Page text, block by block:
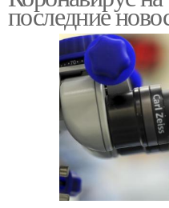
последние